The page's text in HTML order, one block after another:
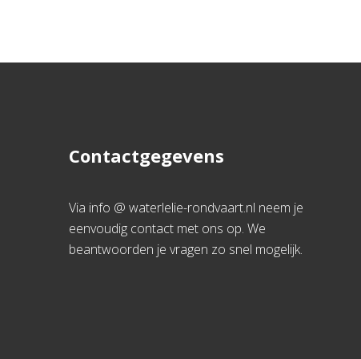
Contactgegevens
Via info @ waterlelie-rondvaart.nl neem je
eenvoudig contact met ons op. We
beantwoorden je vragen zo snel mogelijk.